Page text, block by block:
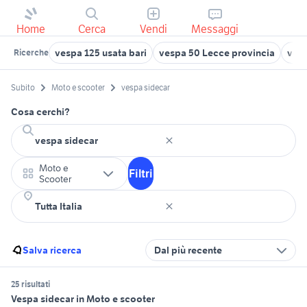
Home Cerca Vendi Messaggi
Ricerche vespa 125 usata bari vespa 50 Lecce provincia
Subito Moto e scooter vespa sidecar
Cosa cerchi?
Moto e
Scooter
Filtri
Salva ricerca Dal più recente
25 risultati
Vespa sidecar in Moto e scooter